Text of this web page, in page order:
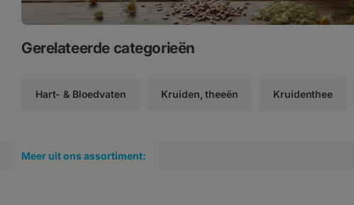
Gerelateerde categorieën
Hart- & Bloedvaten Kruiden, theeën Kruidenthee
Meer uit ons assortiment: